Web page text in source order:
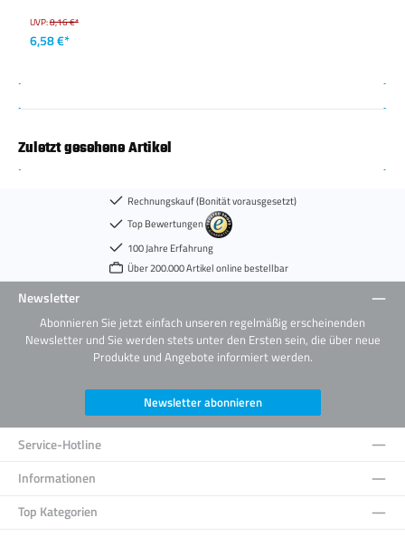
UVP:8,16 €*
6,58 €*
Zuletzt gesehene Artikel
Rechnungskauf (Bonität vorausgesetzt)
Top Bewertungen
100 Jahre Erfahrung
Über 200.000 Artikel online bestellbar
Newsletter
Abonnieren Sie jetzt einfach unseren regelmäßig erscheinenden
Newsletter und Sie werden stets unter den Ersten sein, die über neue
Produkte und Angebote informiert werden.
Newsletter abonnieren
Service-Hotline
Informationen
Top Kategorien